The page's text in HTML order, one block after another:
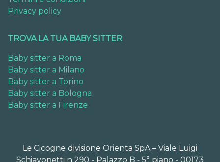
Privacy policy
TROVA LA TUA BABY SITTER
Baby sitter a Roma
Baby sitter a Milano
Baby sitter a Torino
Baby sitter a Bologna
Baby sitter a Firenze
Le Cicogne divisione Orienta SpA – Viale Luigi
Schiavonetti n 290 - Palazzo B - 5° piano - 00173